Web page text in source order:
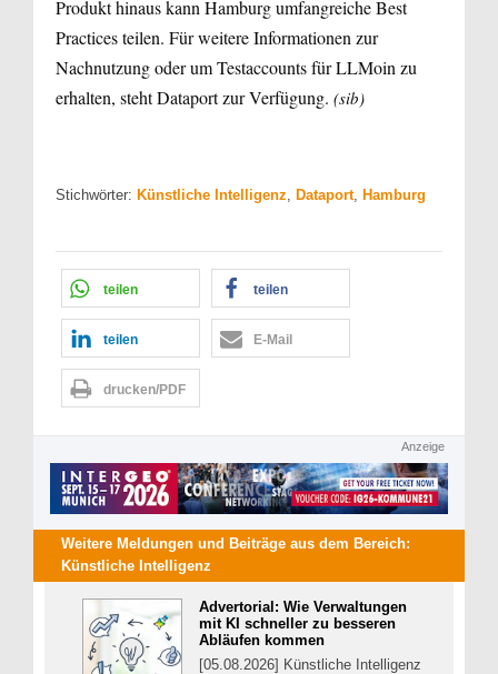
Produkt hinaus kann Hamburg umfangreiche Best
Practices teilen. Für weitere Informationen zur
Nachnutzung oder um Testaccounts für LLMoin zu
erhalten, steht Dataport zur Verfügung. (sib)
Stichwörter: Künstliche Intelligenz, Dataport, Hamburg
teilen teilen
teilen E-Mail
drucken/PDF
Anzeige
Weitere Meldungen und Beiträge aus dem Bereich:
Künstliche Intelligenz
Advertorial: Wie Verwaltungen
mit KI schneller zu besseren
Abläufen kommen
[05.08.2026] Künstliche Intelligenz